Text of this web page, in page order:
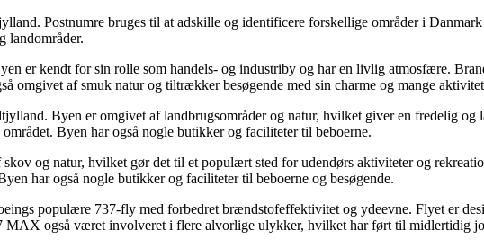
Postnumre bruges til at adskille og identificere forskellige områder i
landområder.
er kendt for sin rolle som handels- og industriby og har en livlig atmosfære.
omgivet af smuk natur og tiltrækker besøgende med sin charme og mange
Byen er omgivet af landbrugsområder og natur, hvilket giver en fredelig
Byen har også nogle butikker og faciliteter til beboerne.
og natur, hvilket gør det til et populært sted for udendørs aktiviteter og
har også nogle butikker og faciliteter til beboerne og besøgende.
populære 737-fly med forbedret brændstofeffektivitet og ydeevne. Flyet er
også været involveret i flere alvorlige ulykker, hvilket har ført til midlertidig